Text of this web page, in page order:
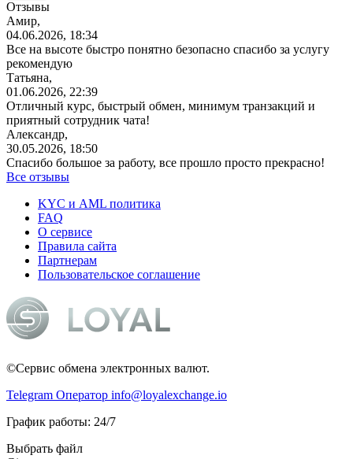
Отзывы
Амир,
04.06.2026, 18:34
Все на высоте быстро понятно безопасно спасибо за услугу
рекомендую
Татьяна,
01.06.2026, 22:39
Отличный курс, быстрый обмен, минимум транзакций и
приятный сотрудник чата!
Александр,
30.05.2026, 18:50
Спасибо большое за работу, все прошло просто прекрасно!
Все отзывы
KYC и AML политика
FAQ
О сервисе
Правила сайта
Партнерам
Пользовательское соглашение
©Сервис обмена электронных валют.
Telegram Оператор info@loyalexchange.io
График работы: 24/7
Выбрать файл